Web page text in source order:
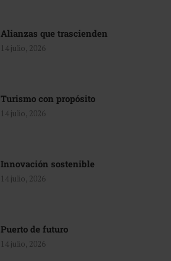
Alianzas que trascienden
14 julio, 2026
Turismo con propósito
14 julio, 2026
Innovación sostenible
14 julio, 2026
Puerto de futuro
14 julio, 2026